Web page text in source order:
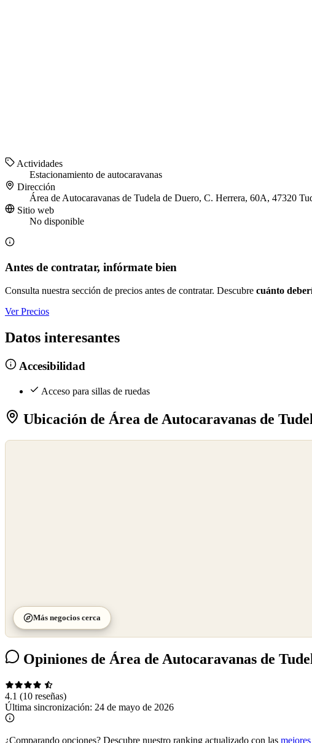
Actividades
Estacionamiento de autocaravanas
Dirección
Área de Autocaravanas de Tudela de Duero, C. Herrera, 60A, 47320
Sitio web
No disponible
Antes de contratar, infórmate bien
Consulta nuestra sección de precios antes de contratar. Descubre cuánto
Ver Precios
Datos interesantes
Accesibilidad
Acceso para sillas de ruedas
Ubicación de Área de Autocaravanas de
Más negocios cerca
Opiniones de Área de Autocaravanas de
4.1 (10 reseñas)
Última sincronización: 24 de mayo de 2026
¿Comparando opciones? Descubre nuestro ranking actualizado con las